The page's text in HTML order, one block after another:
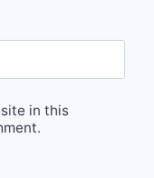
in this